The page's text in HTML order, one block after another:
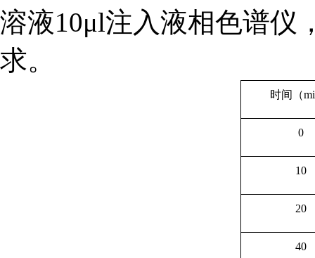
溶液10μl注入液相色谱仪
求。
时间（
0
10
20
40